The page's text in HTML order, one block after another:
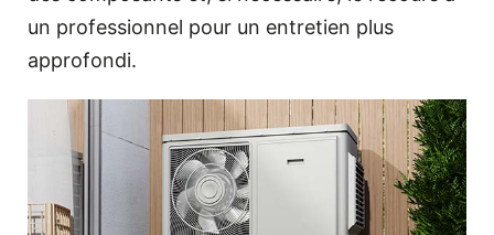
un professionnel pour un entretien plus
approfondi.